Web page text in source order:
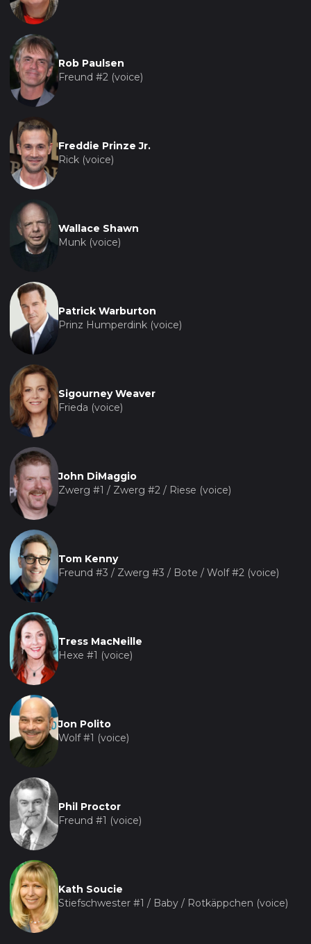
не боимся верить в чудеса и следовать за
голосом своего сердца.
Rob Paulsen
Freund #2 (voice)
Freddie Prinze Jr.
Rick (voice)
Wallace Shawn
Munk (voice)
Patrick Warburton
Prinz Humperdink (voice)
Sigourney Weaver
Frieda (voice)
John DiMaggio
Zwerg #1 / Zwerg #2 / Riese (voice)
Tom Kenny
Freund #3 / Zwerg #3 / Bote / Wolf #2 (voice)
Tress MacNeille
Hexe #1 (voice)
Jon Polito
Wolf #1 (voice)
Phil Proctor
Freund #1 (voice)
Kath Soucie
Stiefschwester #1 / Baby / Rotkäppchen (voice)